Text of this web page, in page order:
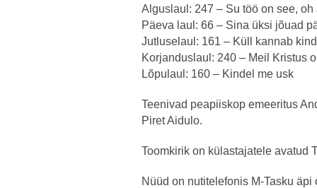
Alguslaul: 247 – Su töö on see, oh
Päeva laul: 66 – Sina üksi jõuad
Jutluselaul: 161 – Küll kannab
Korjanduslaul: 240 – Meil Kristus
Lõpulaul: 160 – Kindel me usk
Teenivad peapiiskop emeeritus
Piret Aidulo.
Toomkirik on külastajatele avatud
Nüüd on nutitelefonis M-Tasku